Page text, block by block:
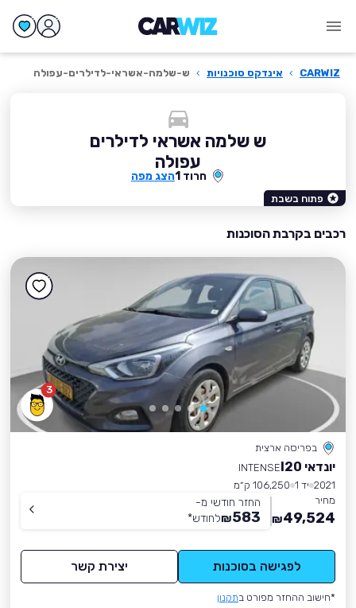
CARWIZ
› אינדקס סוכנויות › ש-שלמה-אשראי-לדילרים-עפולה
ש שלמה אשראי לדילרים
עפולה
חרוד 1 הצג מפה
פתוח בשבת
רכבים בקרבת הסוכנות
3
בפריסה ארצית
יונדאי I20
INTENSE
2021 יד 1
106,250 ק״מ
מחיר
49,524
₪
החזר חודשי מ-
583
₪לחודש*
לפגישה בסוכנות יצירת קשר
*חישוב ההחזר מפורט בתקנון